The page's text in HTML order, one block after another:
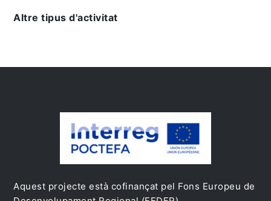
Altre tipus d'activitat
Aquest projecte està cofinançat pel Fons Europeu de